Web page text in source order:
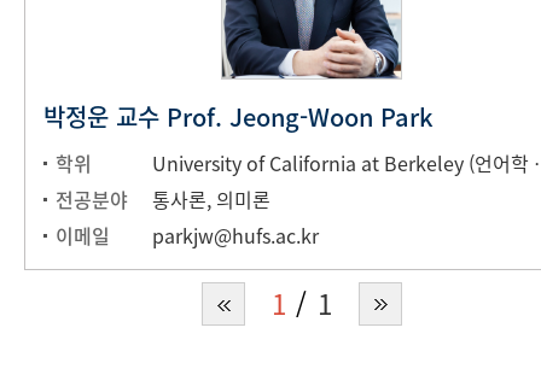
박정운 교수 Prof. Jeong-Woon Park
학위
전공분야
통사론, 의미론
이메일
parkjw@hufs.ac.kr
1 1